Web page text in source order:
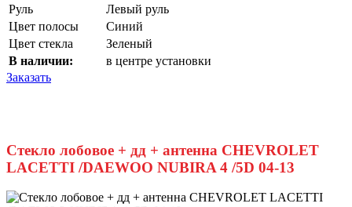
Руль
Левый руль
Цвет полосы
Синий
Цвет стекла
Зеленый
В наличии:
в центре установки
Заказать
Стекло лобовое + дд + антенна CHEVROLET
LACETTI /DAEWOO NUBIRA 4 /5D 04-13